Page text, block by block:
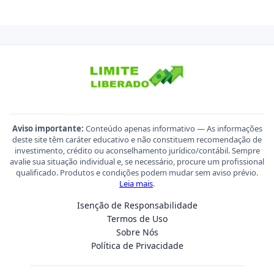
Aviso importante: Conteúdo apenas informativo — As informações
deste site têm caráter educativo e não constituem recomendação de
investimento, crédito ou aconselhamento jurídico/contábil. Sempre
avalie sua situação individual e, se necessário, procure um profissional
qualificado. Produtos e condições podem mudar sem aviso prévio.
Leia mais.
Isenção de Responsabilidade
Termos de Uso
Sobre Nós
Política de Privacidade